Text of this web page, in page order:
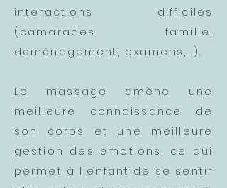
interactions difficiles
(camarades, famille,
déménagement, examens,...).
Le massage amène une
meilleure connaissance de
son corps et une meilleure
gestion des émotions, ce qui
permet à l'enfant de se sentir